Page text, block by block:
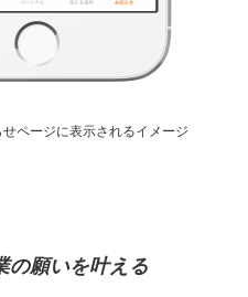
ページに表示されるイメージ
の願いを叶える